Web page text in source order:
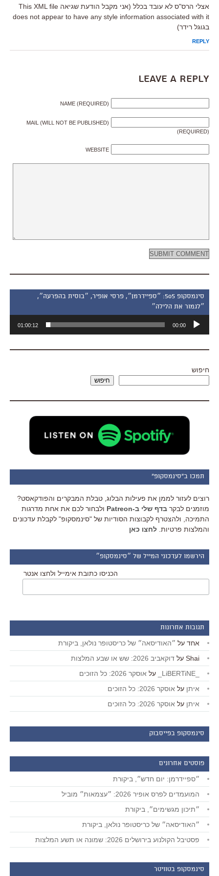
אצלי הרס"ס לא עובד בכלל (אני מקבל הודעת שגיאה This XML file
does not appear to have any style information associated with it
בגוגל רידר)
REPLY
Leave a Reply
NAME (REQUIRED)
MAIL (WILL NOT BE PUBLISHED)
(REQUIRED)
WEBSITE
סינמסקופ 505: ״ספיידרמן״, פרסי אופיר, ״בוסית בהפרעה״,
״לגמור את הלילה״
אודיו
00:00
01:00:12
חיפוש
חיפוש
תמכו ב"סינמסקופ"
רוצים לעזור לממן את פעילות הבלוג, טבלת המבקרים והפודקאסט?
מוזמנים לבקר בדף שלי ב-Patreon
ולבחור לכם את אחת מדרגות
התמיכה, ולהצטרף לקבוצות הסודיות של "סינמסקופ" לקבלת עדכונים
והמלצות פרטיות. לחצו כאן
הירשמו לעדכוני המייל של ״סינמסקופ״
הכניסו כתובת אימייל ולחצו אנטר
תגובות אחרונות
אחד על ״האודיסאה״ של כריסטופר נולאן, ביקורת
Shai על דוקאביב 2026: שש או שבע המלצות
על אוסקר 2026: כל הזוכים
איתן על אוסקר 2026: כל הזוכים
איתן על אוסקר 2026: כל הזוכים
סינמסקופ בפייסבוק
פוסטים אחרונים
״ספיידרמן: יום חדש״, ביקורת
המועמדים לפרס אופיר 2026: ״עצמאות״ מוביל
״תיכון מגשימים״, ביקורת
״האודיסאה״ של כריסטופר נולאן, ביקורת
פסטיבל הקולנוע בירושלים 2026: שמונה או תשע המלצות
סינמסקופ בטוויטר